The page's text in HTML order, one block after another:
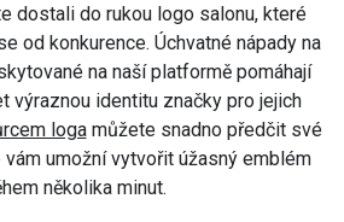
dostali do rukou logo salonu, které
od konkurence. Úchvatné nápady na
na naší platformě pomáhají
výraznou identitu značky pro jejich
logamůžete snadno předčit své
umožní vytvořit úžasný emblém
několika minut.